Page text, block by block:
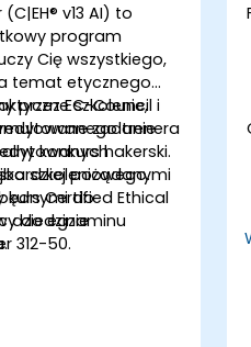
v13 AI) to
program
Cię wszystkiego,
temat etycznego
szkolenie,
zadanie
konkurs hakerski.
pożądanymi
do
dziedzinie
przez EC-Council i
trenera
szkoleniowego.
Certified Ethical
do egzaminu
312-50.